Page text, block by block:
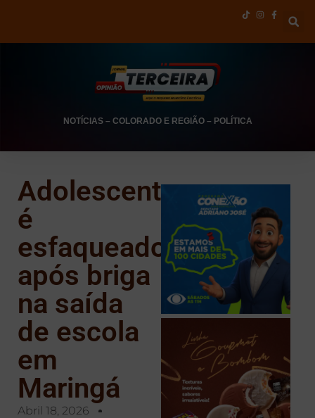
NOTÍCIAS– COLORADO E REGIÃO– POLÍTICA
Adolescente
é
esfaqueado
após briga
na saída
de escola
em
Maringá
Abril 18, 2026